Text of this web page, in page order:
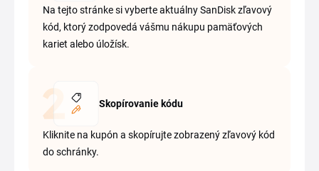
Na tejto stránke si vyberte aktuálny SanDisk zľavový
kód, ktorý zodpovedá vášmu nákupu pamäťových
kariet alebo úložísk.
Skopírovanie kódu
Kliknite na kupón a skopírujte zobrazený zľavový kód
do schránky.